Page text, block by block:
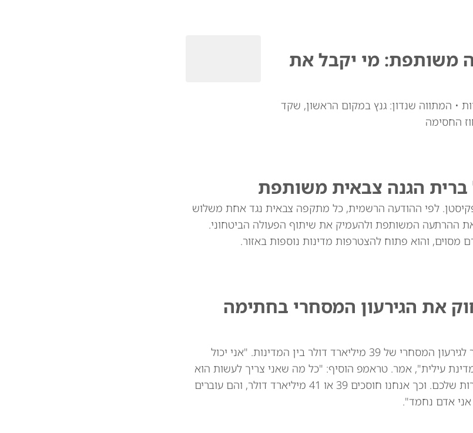
משותפת: מי יקבל את
• המתווה שנדון: גנץ במקום הראשון, שקד
החסימה
ברית הגנה צבאית משותפת
לפי ההודעה הרשמית, כל מתקפה צבאית נגד אחת משלוש
המשותפת ולהעמיק את שיתוף הפעולה הביטחוני.
מסוים, והוא פתוח להצטרפות מדינות נוספות באזור.
את הגירעון המסחרי בחתימה
נשיא ארה"ב דונלד טראמפ איים באופן מרומז על שוויץ בהקשר לגירעון המסחרי של 39 מיליארד דולר בין המדינות. "אני יכול
עילית", אמר. טראמפ הוסיף: "כל מה שאני צריך לעשות הוא
לומר: אני לא רוצה את השעונים שלכם. אני לא רוצה את הסחורות שלכם. וכך אנחנו חוסכים 39 או 41 מיליארד דולר, והם עוברים
אני אדם נחמד".